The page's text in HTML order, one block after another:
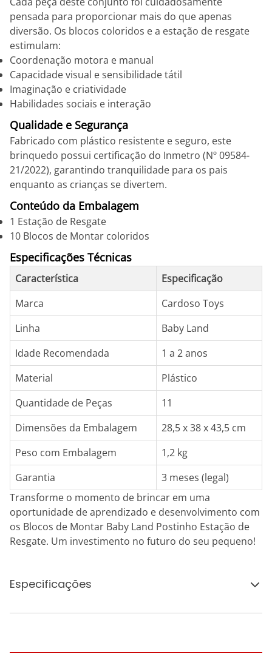
pensada para proporcionar mais do que apenas
diversão. Os blocos coloridos e a estação de resgate
estimulam:
Coordenação motora e manual
Capacidade visual e sensibilidade tátil
Imaginação e criatividade
Habilidades sociais e interação
Qualidade e Segurança
Fabricado com plástico resistente e seguro, este
brinquedo possui certificação do Inmetro (Nº 09584-
21/2022), garantindo tranquilidade para os pais
enquanto as crianças se divertem.
Conteúdo da Embalagem
1 Estação de Resgate
10 Blocos de Montar coloridos
Especificações Técnicas
Característica
Especificação
Marca
Cardoso Toys
Linha
Baby Land
Idade Recomendada
1 a 2 anos
Material
Plástico
Quantidade de Peças
11
Dimensões da Embalagem
28,5 x 38 x 43,5 cm
Peso com Embalagem
1,2 kg
Garantia
3 meses (legal)
Transforme o momento de brincar em uma
oportunidade de aprendizado e desenvolvimento com
os Blocos de Montar Baby Land Postinho Estação de
Resgate. Um investimento no futuro do seu pequeno!
Especificações